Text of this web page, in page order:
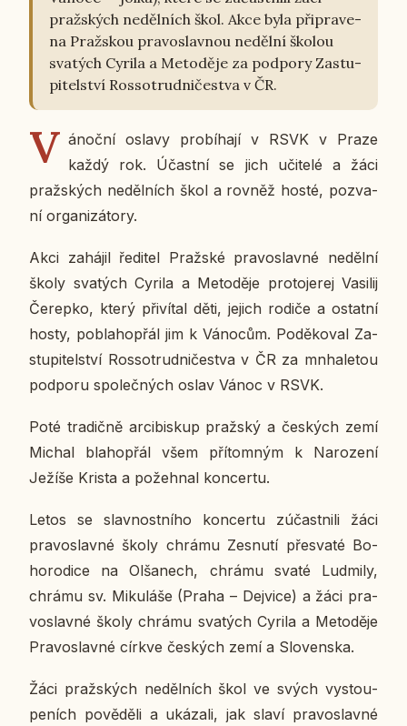
praž­ských ne­děl­ních škol. Akce byla při­pra­ve­
na Praž­skou pra­voslav­nou ne­děl­ní školou
sva­tých Cyrila a Me­to­dě­je za pod­po­ry Za­stu­
pi­tel­ství Ros­so­trud­ni­čestva v ČR.
V á­noč­ní oslavy pro­bí­ha­jí v RSVK v Praze
každý rok. Účast­ní se jich uči­te­lé a žáci
praž­ských ne­děl­ních škol a rovněž hosté, po­zva­
ní or­ga­ni­zá­to­ry.
Akci za­há­jil ře­di­tel Praž­ské pra­voslav­né ne­děl­ní
školy sva­tých Cyrila a Me­to­dě­je pro­to­je­rej Vasi­lij
Če­rep­ko, který při­ví­tal děti, jejich rodiče a ostat­ní
hosty, po­bla­ho­přál jim k Vá­no­cům. Po­dě­ko­val Za­
stu­pi­tel­ství Ros­so­trud­ni­čestva v ČR za mnha­le­tou
pod­po­ru spo­leč­ných oslav Vánoc v RSVK.
Poté tra­dič­ně ar­ci­bis­kup praž­ský a čes­kých zemí
Michal bla­ho­přál všem pří­tom­ným k Na­ro­ze­ní
Ježíše Krista a po­žeh­nal kon­cer­tu.
Letos se slav­nost­ní­ho kon­cer­tu zú­čast­ni­li žáci
pra­voslav­né školy chrámu Ze­snu­tí pře­sva­té Bo­
ho­ro­di­ce na Ol­ša­nech, chrámu svaté Lud­mi­ly,
chrámu sv. Mi­ku­lá­še (Praha – Dej­vi­ce) a žáci pra­
voslav­né školy chrámu sva­tých Cyrila a Me­to­dě­je
Pra­voslav­né církve čes­kých zemí a Slo­ven­ska.
Žáci praž­ských ne­děl­ních škol ve svých vy­stou­
pe­ních po­vě­dě­li a uká­za­li, jak slaví pra­voslav­né